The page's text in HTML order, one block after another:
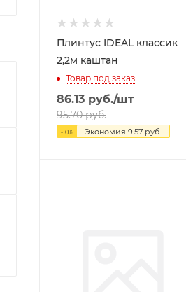
Плинтус IDEAL классик
2,2м каштан
Товар под заказ
86.13 руб./шт
95.70руб.
-10% Экономия 9.57 руб.